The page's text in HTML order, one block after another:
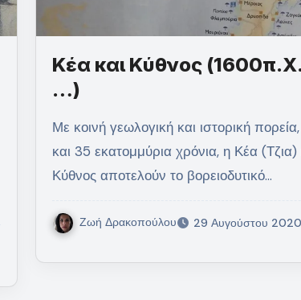
Κέα και Κύθνος
…)
Με κοινή γεωλογική και ιστορική πορεία, εδώ
και 35 εκατομμύρια χρόνια, η Κέα (Τζια)
Κύθνος αποτελούν το βορειοδυτικό…
Ζωή Δρακοπούλου 29 Αυγούστου 2020